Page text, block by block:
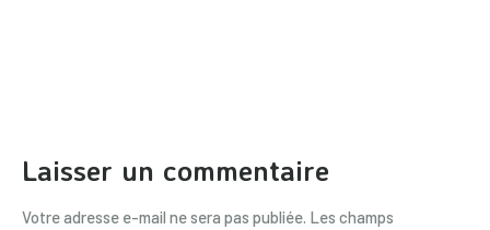
Laisser un commentaire
Votre adresse e-mail ne sera pas publiée. Les champs